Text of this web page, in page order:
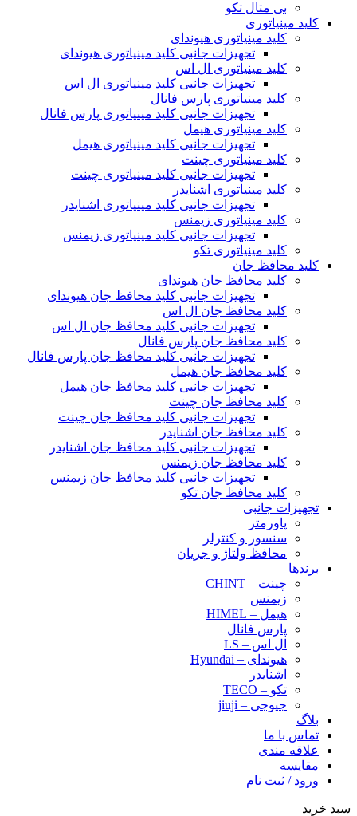
بی متال تکو
کلید مینیاتوری
کلید مینیاتوری هیوندای
تجهیزات جانبی کلید مینیاتوری هیوندای
کلید مینیاتوری ال اس
تجهیزات جانبی کلید مینیاتوری ال اس
کلید مینیاتوری پارس فانال
تجهیزات جانبی کلید مینیاتوری پارس فانال
کلید مینیاتوری هیمل
تجهیزات جانبی کلید مینیاتوری هیمل
کلید مینیاتوری چینت
تجهیزات جانبی کلید مینیاتوری چینت
کلید مینیاتوری اشنایدر
تجهیزات جانبی کلید مینیاتوری اشنایدر
کلید مینیاتوری زیمنس
تجهیزات جانبی کلید مینیاتوری زیمنس
کلید مینیاتوری تکو
کلید محافظ جان
کلید محافظ جان هیوندای
تجهیزات جانبی کلید محافظ جان هیوندای
کلید محافظ جان ال اس
تجهیزات جانبی کلید محافظ جان ال اس
کلید محافظ جان پارس فانال
تجهیزات جانبی کلید محافظ جان پارس فانال
کلید محافظ جان هیمل
تجهیزات جانبی کلید محافظ جان هیمل
کلید محافظ جان چینت
تجهیزات جانبی کلید محافظ جان چینت
کلید محافظ جان اشنایدر
تجهیزات جانبی کلید محافظ جان اشنایدر
کلید محافظ جان زیمنس
تجهیزات جانبی کلید محافظ جان زیمنس
کلید محافظ جان تکو
تجهیزات جانبی
پاورمتر
سنسور و کنترلر
محافظ ولتاژ و‌ جریان
برندها
چینت – CHINT
زیمنس
هیمل – HIMEL
پارس فانال
ال اس – LS
هیوندای – Hyundai
اشنایدر
تکو – TECO
جیوجی – jiuji
بلاگ
تماس با ما
علاقه مندی
مقایسه
ورود / ثبت نام
سبد خرید